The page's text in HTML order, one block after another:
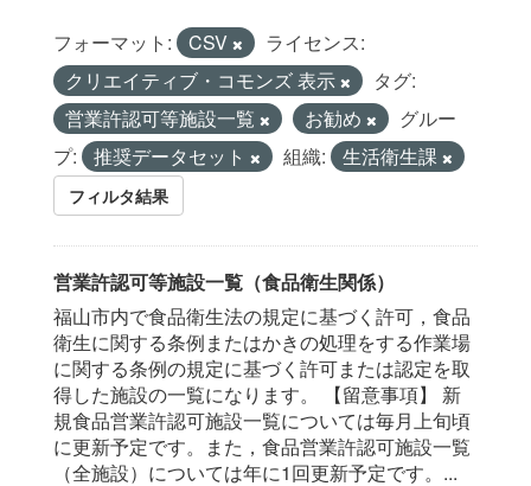
フォーマット: CSV
ライセンス:
クリエイティブ・コモンズ 表示
タグ:
営業許認可等施設一覧
お勧め
グルー
プ:
推奨データセット 組織: 生活衛生課
フィルタ結果
営業許認可等施設一覧（食品衛生関係）
福山市内で食品衛生法の規定に基づく許可，食品
衛生に関する条例またはかきの処理をする作業場
に関する条例の規定に基づく許可または認定を取
得した施設の一覧になります。 【留意事項】 新
規食品営業許認可施設一覧については毎月上旬頃
に更新予定です。また，食品営業許認可施設一覧
（全施設）については年に1回更新予定です。...